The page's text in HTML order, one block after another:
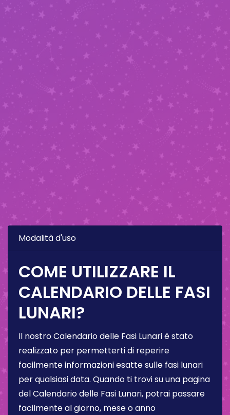
Modalità d'uso
COME UTILIZZARE IL
CALENDARIO DELLE FASI
LUNARI?
Il nostro Calendario delle Fasi Lunari è stato
realizzato per permetterti di reperire
facilmente informazioni esatte sulle fasi lunari
per qualsiasi data. Quando ti trovi su una pagina
del Calendario delle Fasi Lunari, potrai passare
facilmente al giorno, mese o anno